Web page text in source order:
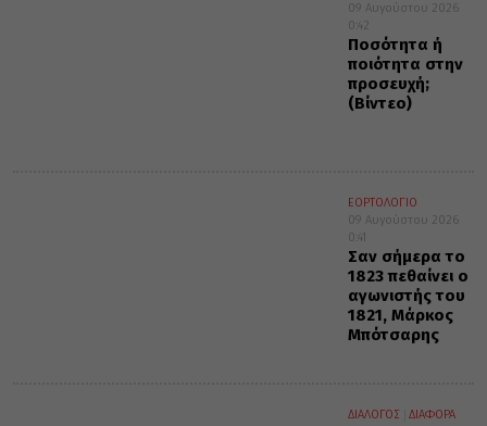
09 Αυγούστου 2026
0:42
Ποσότητα ή
ποιότητα στην
προσευχή;
(Βίντεο)
ΕΟΡΤΟΛΟΓΙΟ
09 Αυγούστου 2026
0:41
Σαν σήμερα το
1823 πεθαίνει ο
αγωνιστής του
1821, Μάρκος
Μπότσαρης
ΔΙΑΛΟΓΟΣ
ΔΙΑΦΟΡΑ